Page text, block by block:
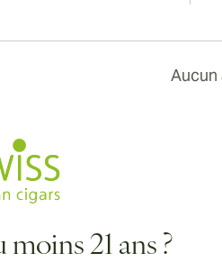
Aucun
21 ans ?
vers le Canada, le Royaume-